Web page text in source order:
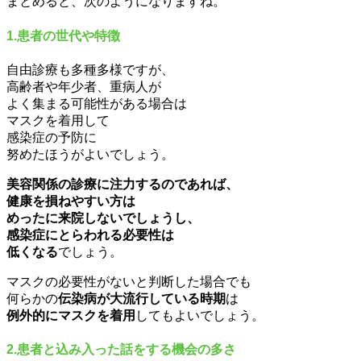
1.患者の世代や特徴
自由診療も多種多様ですが、
高齢者や年少者、重病人が
よく集まる可能性がある場合は
マスクを着用して
感染症の予防に
努めたほうがよいでしょう。
美容関係の診療に注力するのであれば、
健康を損ねやすい方は
めったに来院しないでしょうし、
感染症にとらわれる必要性は
低くなるでしょう。
マスクの必要性がないと判断した場合でも
何らかの伝染病が大流行している時期は
例外的にマスクを着用 してもよいでしょう。
2.患者と込み入った話をする機会の多さ